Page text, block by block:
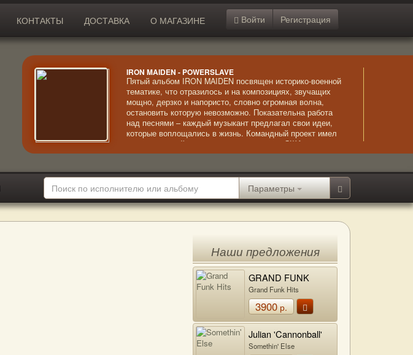
КОНТАКТЫ ДОСТАВКА О МАГАЗИНЕ Войти Регистрация
IRON MAIDEN - POWERSLAVE
Пятый альбом IRON MAIDEN посвящен историко-военной
тематике, что отразилось и на композициях, звучащих
мощно, дерзко и напористо, словно огромная волна,
остановить которую невозможно. Показательна работа
над песнями – каждый музыкант предлагал свои идеи,
которые воплощались в жизнь. Командный проект имел
оглушительный успех, альбом получил в США статус
платинового, а в Британии – золотого.
Параметры
Наши предложения
GRAND FUNK
RAILROAD
Grand Funk Hits
3900р.
Julian 'Cannonball'
Adderley
Somethin' Else